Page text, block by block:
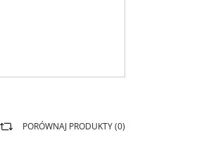
PORÓWNAJ PRODUKTY (0)